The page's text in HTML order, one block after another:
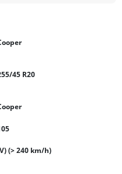
45 R20
(> 240 km/h)